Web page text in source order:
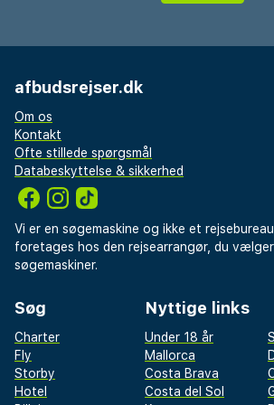
afbudsrejser.dk
Om os
Kontakt
Ofte stillede spørgsmål
Databeskyttelse & sikkerhed
Vi er en søgemaskine og ikke et
foretages hos den rejsearrangør, du
søgemaskiner.
Søg
Charter
Fly
Storby
Hotel
Nyttige links
Under 18 år
Mallorca
Costa Brava
Costa del Sol